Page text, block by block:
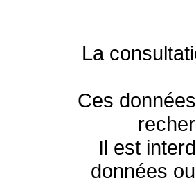
La
Ces
Il est
données